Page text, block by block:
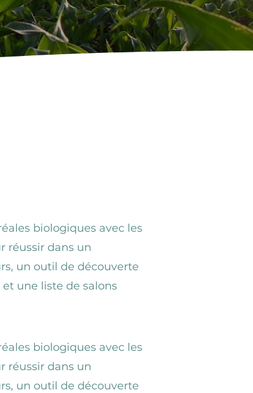
biologiques avec les
réussir dans un
un outil de découverte
une liste de salons
biologiques avec les
réussir dans un
un outil de découverte